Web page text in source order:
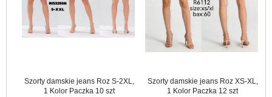
Szorty damskie jeans Roz S-2XL,
1 Kolor Paczka 10 szt
Szorty damskie jeans Roz XS-XL,
1 Kolor Paczka 12 szt